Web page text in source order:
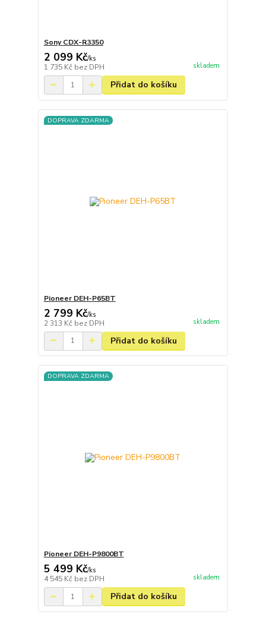
Sony CDX-R3350
2 099 Kč/ks
1 735 Kč bez DPH skladem
Přidat do košíku
DOPRAVA ZDARMA
Pioneer DEH-P65BT
2 799 Kč/ks
2 313 Kč bez DPH skladem
Přidat do košíku
DOPRAVA ZDARMA
Pioneer DEH-P9800BT
5 499 Kč/ks
4 545 Kč bez DPH skladem
Přidat do košíku